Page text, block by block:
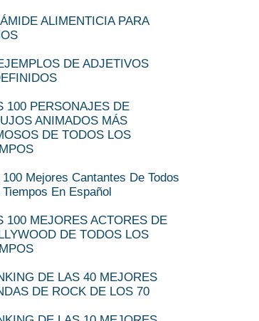
ALIMENTICIA PARA
DE ADJETIVOS
100 PERSONAJES DE
ANIMADOS MÁS
DE TODOS LOS
100 Mejores Cantantes De Todos
Tiempos En Español
100 MEJORES ACTORES DE
DE TODOS LOS
DE LAS 40 MEJORES
DE ROCK DE LOS 70